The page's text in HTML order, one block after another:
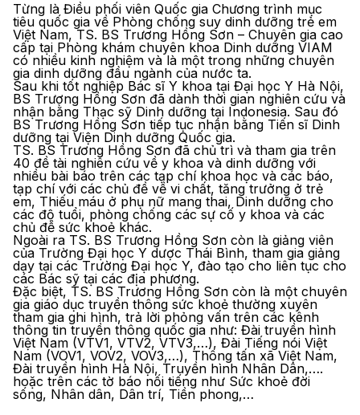
Từng là Điều phối viên Quốc gia Chương trình mục
tiêu quốc gia về Phòng chống suy dinh dưỡng trẻ em
Việt Nam, TS. BS Trương Hồng Sơn – Chuyên gia cao
cấp tại Phòng khám chuyên khoa Dinh dưỡng VIAM
có nhiều kinh nghiệm và là một trong những chuyên
gia dinh dưỡng đầu ngành của nước ta.
Sau khi tốt nghiệp Bác sĩ Y khoa tại Đại học Y Hà Nội,
BS Trương Hồng Sơn đã dành thời gian nghiên cứu và
nhận bằng Thạc sỹ Dinh dưỡng tại Indonesia. Sau đó
BS Trương Hồng Sơn tiếp tục nhận bằng Tiến sĩ Dinh
dưỡng tại Viện Dinh dưỡng Quốc gia.
TS. BS Trương Hồng Sơn đã chủ trì và tham gia trên
40 đề tài nghiên cứu về y khoa và dinh dưỡng với
nhiều bài báo trên các tạp chí khoa học và các báo,
tạp chí với các chủ đề về vi chất, tăng trưởng ở trẻ
em, Thiếu máu ở phụ nữ mang thai, Dinh dưỡng cho
các độ tuổi, phòng chống các sự cố y khoa và các
chủ đề sức khoẻ khác.
Ngoài ra TS. BS Trương Hồng Sơn còn là giảng viên
của Trường Đại học Y dược Thái Bình, tham gia giảng
dạy tại các Trường Đại học Y, đào tạo cho liên tục cho
các Bác sỹ tại các địa phương.
Đặc biệt, TS. BS Trương Hồng Sơn còn là một chuyên
gia giáo dục truyền thông sức khoẻ thường xuyên
tham gia ghi hình, trả lời phỏng vấn trên các kênh
thông tin truyền thông quốc gia như: Đài truyền hình
Việt Nam (VTV1, VTV2, VTV3,…), Đài Tiếng nói Việt
Nam (VOV1, VOV2, VOV3,…), Thông tấn xã Việt Nam,
Đài truyền hình Hà Nội, Truyền hình Nhân Dân,….
hoặc trên các tờ báo nối tiếng như Sức khoẻ đời
sống, Nhân dân, Dân trí, Tiền phong,…